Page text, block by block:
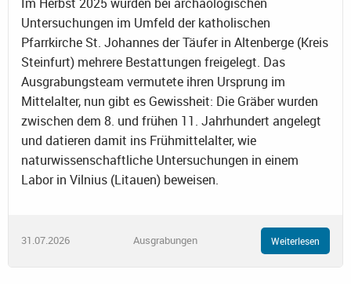
Untersuchungen im Umfeld der katholischen
Pfarrkirche St. Johannes der Täufer in Altenberge (Kreis
Steinfurt) mehrere Bestattungen freigelegt. Das
Ausgrabungsteam vermutete ihren Ursprung im
Mittelalter, nun gibt es Gewissheit: Die Gräber wurden
zwischen dem 8. und frühen 11. Jahrhundert angelegt
und datieren damit ins Frühmittelalter, wie
naturwissenschaftliche Untersuchungen in einem
Labor in Vilnius (Litauen) beweisen.
31.07.2026 Ausgrabungen Weiterlesen